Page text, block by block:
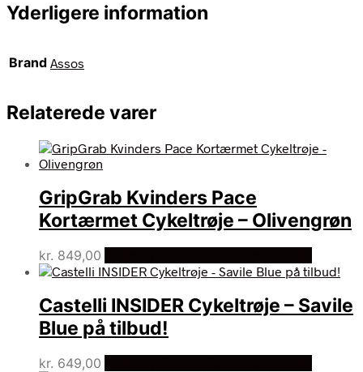
Yderligere information
Brand Assos
Relaterede varer
GripGrab Kvinders Pace
Kortærmet Cykeltrøje – Olivengrøn
kr. 849,00
Castelli INSIDER Cykeltrøje – Savile
Blue på tilbud!
kr. 649,00